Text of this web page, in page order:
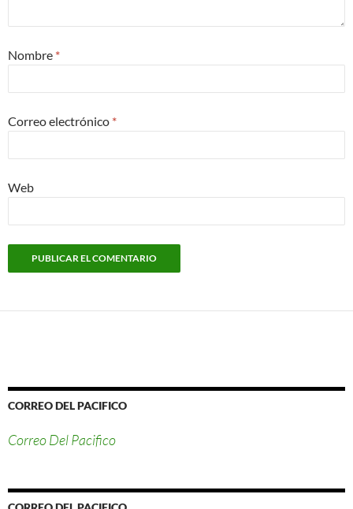
Nombre *
Correo electrónico *
Web
CORREO DEL PACIFICO
Correo Del Pacifico